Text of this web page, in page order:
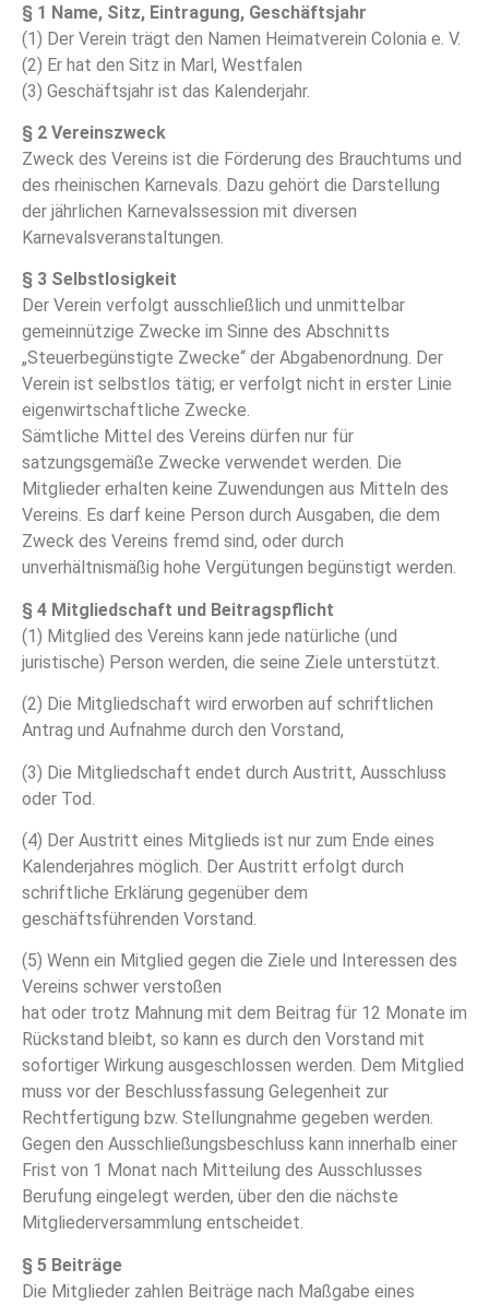
§ 1 Name, Sitz, Eintragung, Geschäftsjahr
(1) Der Verein trägt den Namen Heimatverein Colonia e. V.
(2) Er hat den Sitz in Marl, Westfalen
(3) Geschäftsjahr ist das Kalenderjahr.
§ 2 Vereinszweck
Zweck des Vereins ist die Förderung des Brauchtums und
des rheinischen Karnevals. Dazu gehört die Darstellung
der jährlichen Karnevalssession mit diversen
Karnevalsveranstaltungen.
§ 3 Selbstlosigkeit
Der Verein verfolgt ausschließlich und unmittelbar
gemeinnützige Zwecke im Sinne des Abschnitts
„Steuerbegünstigte Zwecke“ der Abgabenordnung. Der
Verein ist selbstlos tätig; er verfolgt nicht in erster Linie
eigenwirtschaftliche Zwecke.
Sämtliche Mittel des Vereins dürfen nur für
satzungsgemäße Zwecke verwendet werden. Die
Mitglieder erhalten keine Zuwendungen aus Mitteln des
Vereins. Es darf keine Person durch Ausgaben, die dem
Zweck des Vereins fremd sind, oder durch
unverhältnismäßig hohe Vergütungen begünstigt werden.
§ 4 Mitgliedschaft und Beitragspflicht
(1) Mitglied des Vereins kann jede natürliche (und
juristische) Person werden, die seine Ziele unterstützt.
(2) Die Mitgliedschaft wird erworben auf schriftlichen
Antrag und Aufnahme durch den Vorstand,
(3) Die Mitgliedschaft endet durch Austritt, Ausschluss
oder Tod.
(4) Der Austritt eines Mitglieds ist nur zum Ende eines
Kalenderjahres möglich. Der Austritt erfolgt durch
schriftliche Erklärung gegenüber dem
geschäftsführenden Vorstand.
(5) Wenn ein Mitglied gegen die Ziele und Interessen des
Vereins schwer verstoßen
hat oder trotz Mahnung mit dem Beitrag für 12 Monate im
Rückstand bleibt, so kann es durch den Vorstand mit
sofortiger Wirkung ausgeschlossen werden. Dem Mitglied
muss vor der Beschlussfassung Gelegenheit zur
Rechtfertigung bzw. Stellungnahme gegeben werden.
Gegen den Ausschließungsbeschluss kann innerhalb einer
Frist von 1 Monat nach Mitteilung des Ausschlusses
Berufung eingelegt werden, über den die nächste
Mitgliederversammlung entscheidet.
§ 5 Beiträge
Die Mitglieder zahlen Beiträge nach Maßgabe eines